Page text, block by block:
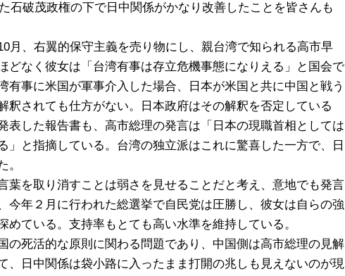
石破茂政権の下で日中関係がかなり改善したことを皆さんも
月、右翼的保守主義を売り物にし、親台湾で知られる高市早
どなく彼女は「台湾有事は存立危機事態になりえる」と国会で
有事に米国が軍事介入した場合、日本が米国と共に中国と戦う
釈されても仕方がない。日本政府はその解釈を否定している
表した報告書も、高市総理の発言は「日本の現職首相としては
」と指摘している。台湾の独立派はこれに驚喜した一方で、日
。
葉を取り消すことは弱さを見せることだと考え、意地でも発言
今年２月に行われた総選挙で自民党は圧勝し、彼女は自らの強
めている。支持率もとても高い水準を維持している。
の死活的な原則に関わる問題であり、中国側は高市総理の見解
、日中関係は袋小路に入ったまま打開の兆しも見えないのが現